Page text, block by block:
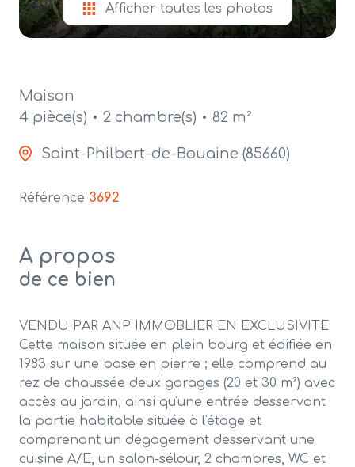
Afficher toutes les photos
Maison
4 pièce(s)
2 chambre(s) 82 m²
Saint-Philbert-de-Bouaine (85660)
Référence 3692
A propos
de ce bien
VENDU PAR ANP IMMOBLIER EN EXCLUSIVITE
Cette maison située en plein bourg et édifiée en
1983 sur une base en pierre ; elle comprend au
rez de chaussée deux garages (20 et 30 m²) avec
accès au jardin, ainsi qu'une entrée desservant
la partie habitable située à l'étage et
comprenant un dégagement desservant une
cuisine A/E, un salon-sélour, 2 chambres, WC et